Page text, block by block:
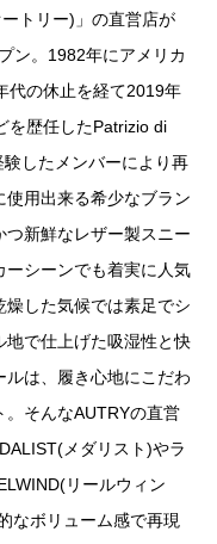
トリー)」の直営店が
ン。1982年にアメリカ
代の休止を経て2019年
を歴任したPatrizio di
したメンバーにより再
用出来る希少なブラン
つ新鮮なレザー製スニー
ーシーンでも着実に人気
した気候では素足でシ
地で仕上げた吸湿性と快
は、履き心地にこだわ
。そんなAUTRYの直営
メダリスト)やラ
リールウィン
なボリューム感で再現